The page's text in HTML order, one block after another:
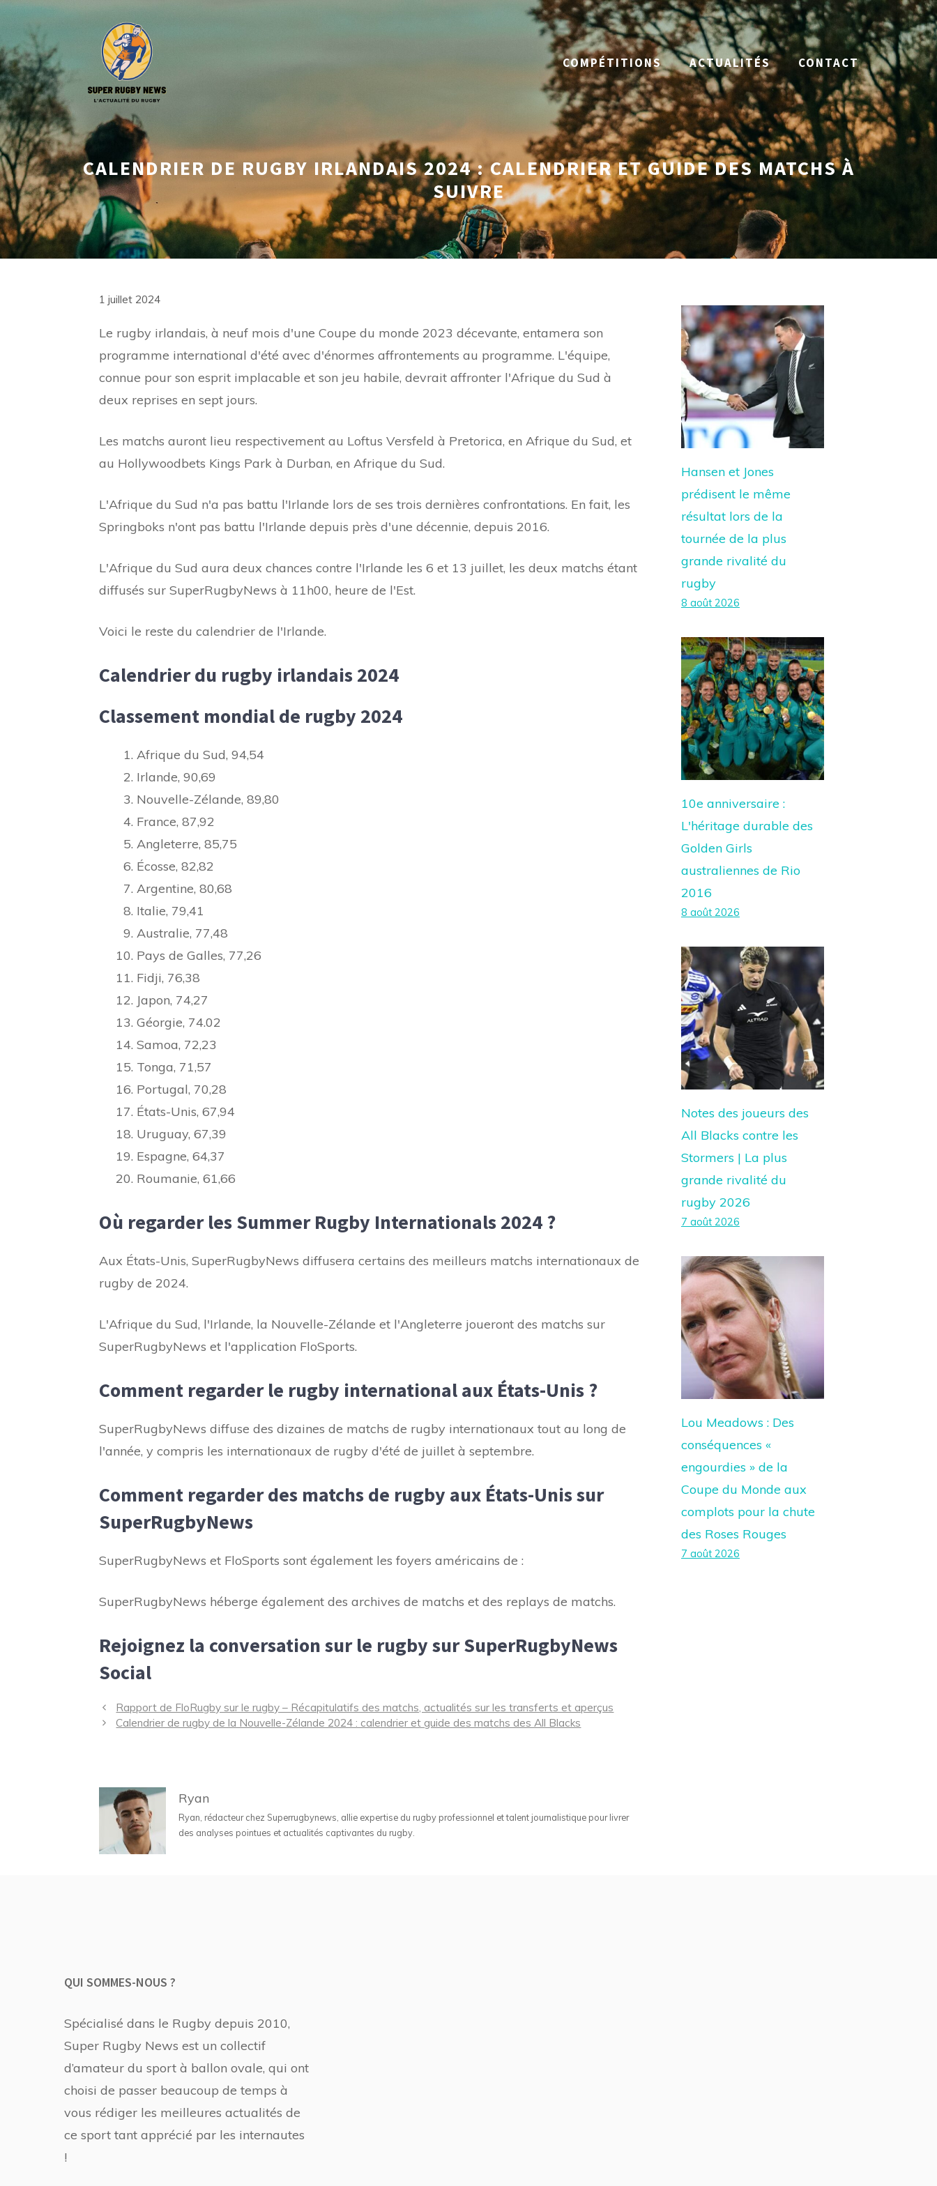
Aller
contenu
COMPÉTITIONS ACTUALITÉS CONTACT
CALENDRIER DE RUGBY IRLANDAIS 2024 : CALENDRIER ET GUIDE DES MATCHS À
SUIVRE
1 juillet 2024
Le rugby irlandais, à neuf mois d'une Coupe du monde 2023 décevante, entamera son
programme international d'été avec d'énormes affrontements au programme. L'équipe,
connue pour son esprit implacable et son jeu habile, devrait affronter l'Afrique du Sud à
deux reprises en sept jours.
Les matchs auront lieu respectivement au Loftus Versfeld à Pretorica, en Afrique du Sud, et
au Hollywoodbets Kings Park à Durban, en Afrique du Sud.
L'Afrique du Sud n'a pas battu l'Irlande lors de ses trois dernières confrontations. En fait, les
Springboks n'ont pas battu l'Irlande depuis près d'une décennie, depuis 2016.
L'Afrique du Sud aura deux chances contre l'Irlande les 6 et 13 juillet, les deux matchs étant
diffusés sur SuperRugbyNews à 11h00, heure de l'Est.
Voici le reste du calendrier de l'Irlande.
Calendrier du rugby irlandais 2024
Classement mondial de rugby 2024
Afrique du Sud, 94,54
Irlande, 90,69
Nouvelle-Zélande, 89,80
France, 87,92
Angleterre, 85,75
Écosse, 82,82
Argentine, 80,68
Italie, 79,41
Australie, 77,48
Pays de Galles, 77,26
Fidji, 76,38
Japon, 74,27
Géorgie, 74.02
Samoa, 72,23
Tonga, 71,57
Portugal, 70,28
États-Unis, 67,94
Uruguay, 67,39
Espagne, 64,37
Roumanie, 61,66
Où regarder les Summer Rugby Internationals 2024 ?
Aux États-Unis, SuperRugbyNews diffusera certains des meilleurs matchs internationaux de
rugby de 2024.
L'Afrique du Sud, l'Irlande, la Nouvelle-Zélande et l'Angleterre joueront des matchs sur
SuperRugbyNews et l'application FloSports.
Comment regarder le rugby international aux États-Unis ?
SuperRugbyNews diffuse des dizaines de matchs de rugby internationaux tout au long de
l'année, y compris les internationaux de rugby d'été de juillet à septembre.
Comment regarder des matchs de rugby aux États-Unis sur
SuperRugbyNews
SuperRugbyNews et FloSports sont également les foyers américains de :
SuperRugbyNews héberge également des archives de matchs et des replays de matchs.
Rejoignez la conversation sur le rugby sur SuperRugbyNews
Social
Navigation
des
Rapport de FloRugby sur le rugby – Récapitulatifs des matchs, actualités sur les transferts et aperçus
Calendrier de rugby de la Nouvelle-Zélande 2024 : calendrier et guide des matchs des All Blacks
Ryan
Ryan, rédacteur chez Superrugbynews, allie expertise du rugby professionnel et talent journalistique pour livrer
des analyses pointues et actualités captivantes du rugby.
Hansen et Jones
prédisent le même
résultat lors de la
tournée de la plus
grande rivalité du
rugby
8 août 2026
10e anniversaire :
L'héritage durable des
Golden Girls
australiennes de Rio
2016
8 août 2026
Notes des joueurs des
All Blacks contre les
Stormers | La plus
grande rivalité du
rugby 2026
7 août 2026
Lou Meadows : Des
conséquences «
engourdies » de la
Coupe du Monde aux
complots pour la chute
des Roses Rouges
7 août 2026
QUI SOMMES-NOUS ?
Spécialisé dans le Rugby depuis 2010,
Super Rugby News est un collectif
d’amateur du sport à ballon ovale, qui ont
choisi de passer beaucoup de temps à
vous rédiger les meilleures actualités de
ce sport tant apprécié par les internautes
!